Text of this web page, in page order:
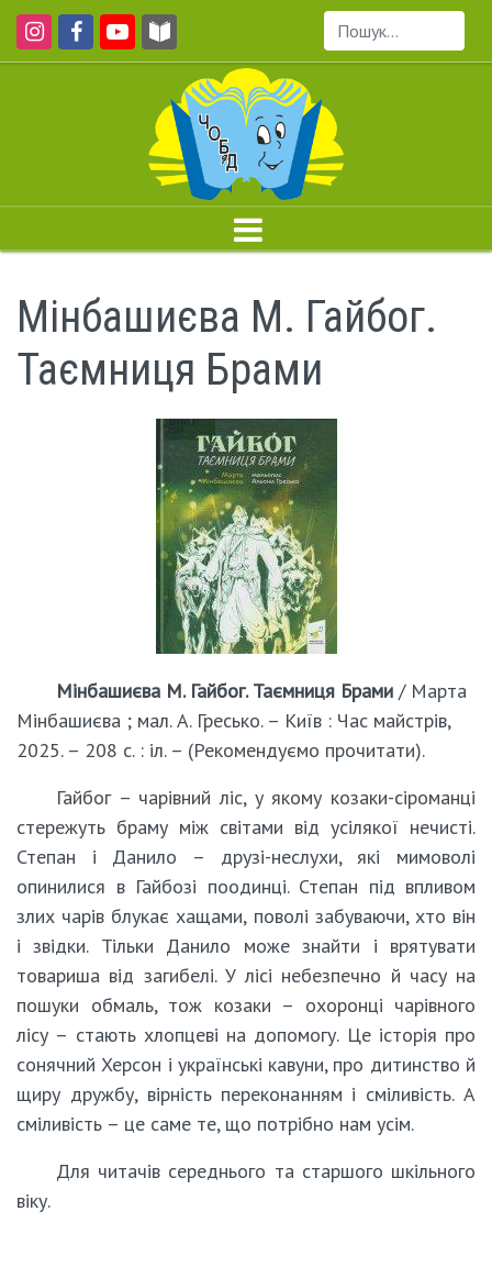
Пошук...
Мінбашиєва М. Гайбог.
Таємниця Брами
Мінбашиєва М. Гайбог. Таємниця Брами / Марта
Мінбашиєва ; мал. А. Гресько. – Київ : Час майстрів,
2025. – 208 с. : іл. – (Рекомендуємо прочитати).
Гайбог – чарівний ліс, у якому козаки-сіроманці
стережуть браму між світами від усілякої нечисті.
Степан і Данило – друзі-неслухи, які мимоволі
опинилися в Гайбозі поодинці. Степан під впливом
злих чарів блукає хащами, поволі забуваючи, хто він
і звідки. Тільки Данило може знайти і врятувати
товариша від загибелі. У лісі небезпечно й часу на
пошуки обмаль, тож козаки – охоронці чарівного
лісу – стають хлопцеві на допомогу. Це історія про
сонячний Херсон і українські кавуни, про дитинство й
щиру дружбу, вірність переконанням і сміливість. А
сміливість – це саме те, що потрібно нам усім.
Для читачів середнього та старшого шкільного
віку.